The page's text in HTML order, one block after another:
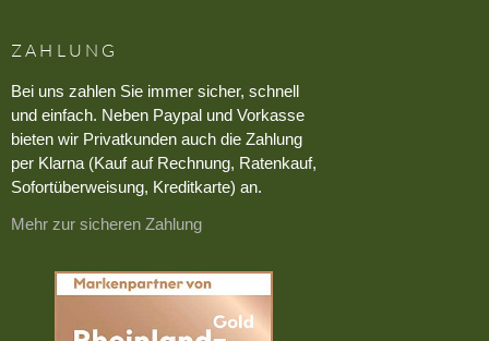
ZAHLUNG
Bei uns zahlen Sie immer sicher, schnell
und einfach. Neben Paypal und Vorkasse
bieten wir Privatkunden auch die Zahlung
per Klarna (Kauf auf Rechnung, Ratenkauf,
Sofortüberweisung, Kreditkarte) an.
Mehr zur sicheren Zahlung